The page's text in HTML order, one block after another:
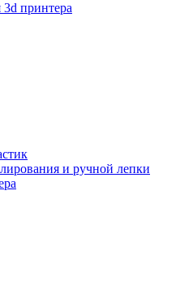
принтера
и ручной лепки